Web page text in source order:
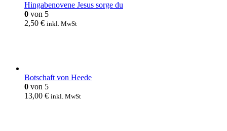
Hingabenovene Jesus sorge du
0 von 5
2,50 € inkl. MwSt
Botschaft von Heede
0 von 5
13,00 € inkl. MwSt